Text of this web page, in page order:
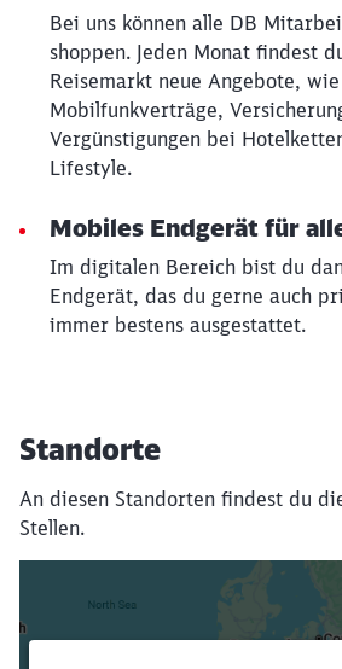
Bei uns können alle DB
shoppen. Jeden Monat findest
Reisemarkt neue Angebote,
Mobilfunkverträge,
Vergünstigungen bei
Lifestyle.
Mobiles Endgerät für
Im digitalen Bereich bist du
Endgerät, das du gerne auch
immer bestens ausgestattet.
Standorte
An diesen Standorten findest du
Stellen.